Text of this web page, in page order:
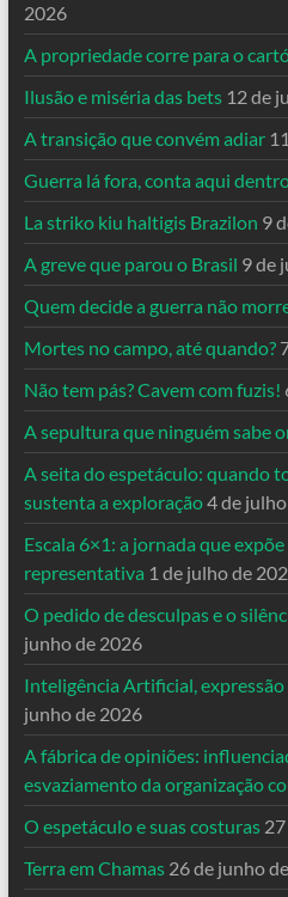
2026
A propriedade corre para o
Ilusão e miséria das bets 12 de
A transição que convém adiar
Guerra lá fora, conta aqui
La striko kiu haltigis Brazilon 9
A greve que parou o Brasil 9 de
Quem decide a guerra não
Mortes no campo, até quando?
Não tem pás? Cavem com fuzis!
A sepultura que ninguém sabe
A seita do espetáculo: quando
sustenta a exploração4 de
Escala 6×1: a jornada que
representativa 1 de julho de
O pedido de desculpas e o
junho de 2026
Inteligência Artificial,
junho de 2026
A fábrica de opiniões:
esvaziamento da organização
O espetáculo e suas costuras
Terra em Chamas 26 de junho